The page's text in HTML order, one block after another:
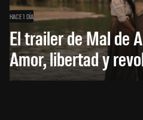
HACE 1 DÍA
El trailer de Mal de
Amor, libertad y